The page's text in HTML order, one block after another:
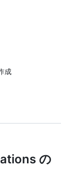
成
の